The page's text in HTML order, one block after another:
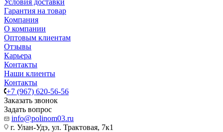
Условия доставки
Гарантия на товар
Компания
О компании
Оптовым клиентам
Отзывы
Карьера
Контакты
Наши клиенты
Контакты
+7 (967) 620-56-56
Заказать звонок
Задать вопрос
info@polinom03.ru
г. Улан-Удэ, ул. Трактовая, 7к1